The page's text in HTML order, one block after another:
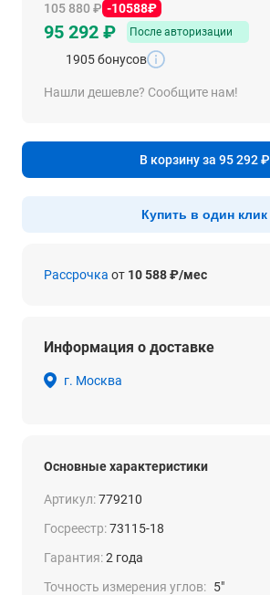
105 880 ₽ -10588₽
95 292 ₽ После авторизации
1905 бонусов
Нашли дешевле? Сообщите нам!
В корзину за 95 292 ₽
Купить в один клик
Рассрочка от 10 588 ₽/мес
Информация о доставке
г. Москва
Основные характеристики
Артикул:779210
Госреестр:73115-18
Гарантия:2 года
Точность измерения углов: 5"